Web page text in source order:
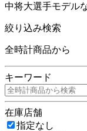
中将大選手モデル
絞り込み検索
全時計商品から
キーワード
在庫店舗
指定なし